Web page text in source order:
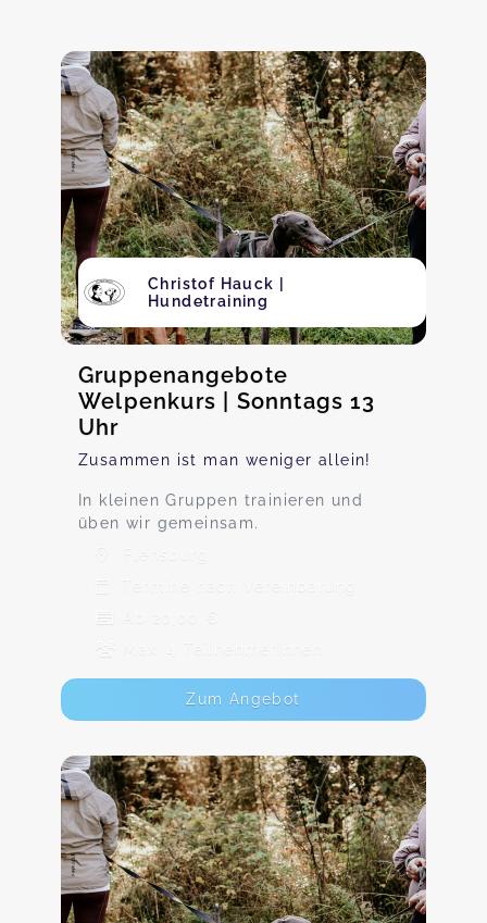
Christof Hauck |
Hundetraining
Gruppenangebote
Welpenkurs | Sonntags 13
Uhr
Zusammen ist man weniger allein!
In kleinen Gruppen trainieren und
üben wir gemeinsam.
Flensburg
Termine nach Vereinbarung
Ab 20,00 €
Max. 4 TeilnehmerInnen
Zum Angebot